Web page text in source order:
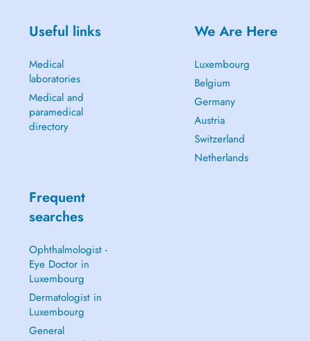
Useful links
Medical
laboratories
Medical and
paramedical
directory
We Are Here
Luxembourg
Belgium
Germany
Austria
Switzerland
Netherlands
Frequent
searches
Ophthalmologist -
Eye Doctor in
Luxembourg
Dermatologist in
Luxembourg
General